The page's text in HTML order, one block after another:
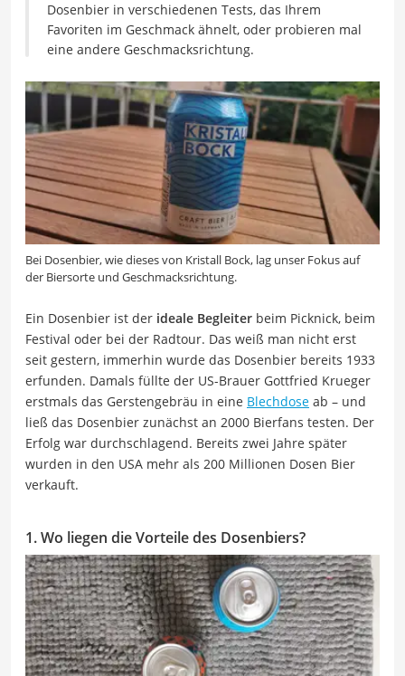
Dosenbier in verschiedenen Tests, das Ihrem
Favoriten im Geschmack ähnelt, oder probieren mal
eine andere Geschmacksrichtung.
Bei Dosenbier, wie dieses von Kristall Bock, lag unser Fokus auf
der Biersorte und Geschmacksrichtung.
Ein Dosenbier ist der ideale Begleiter beim Picknick, beim
Festival oder bei der Radtour. Das weiß man nicht erst
seit gestern, immerhin wurde das Dosenbier bereits 1933
erfunden. Damals füllte der US-Brauer Gottfried Krueger
erstmals das Gerstengebräu in eine Blechdose ab – und
ließ das Dosenbier zunächst an 2000 Bierfans testen. Der
Erfolg war durchschlagend. Bereits zwei Jahre später
wurden in den USA mehr als 200 Millionen Dosen Bier
verkauft.
1. Wo liegen die Vorteile des Dosenbiers?